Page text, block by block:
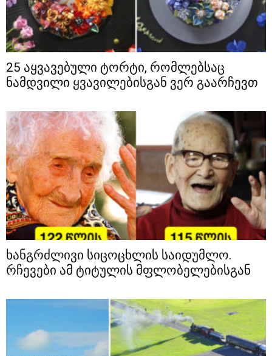
25 აყვავებული ტორტი, რომლებსაც
ნამდვილი ყვავილებისგან ვერ გაარჩევთ
ხანგრძლივი სიცოცხლის საიდუმლო.
რჩევები ამ ტიტულის მფლობელებისგან